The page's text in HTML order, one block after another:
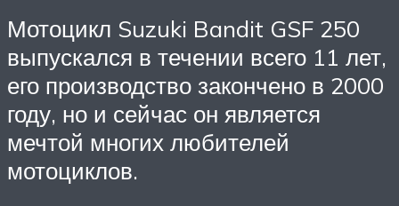
Мотоцикл Suzuki Bandit GSF 250
выпускался в течении всего 11 лет,
его производство закончено в 2000
году, но и сейчас он является
мечтой многих любителей
мотоциклов.